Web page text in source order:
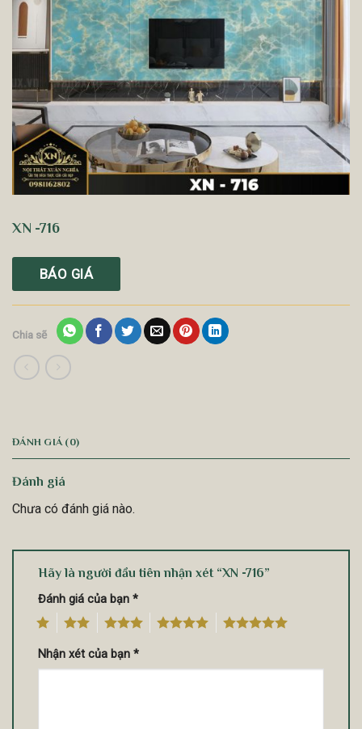
XN -716
BÁO GIÁ
Chia sẽ
ĐÁNH GIÁ (0)
Đánh giá
Chưa có đánh giá nào.
Hãy là người đầu tiên nhận xét “XN -716”
Đánh giá của bạn *
4 5
Nhận xét của bạn *